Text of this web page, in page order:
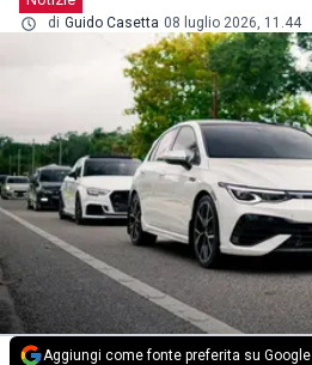
di Guido Casetta 08 luglio 2026, 11.44
Aggiungi come fonte preferita su Google